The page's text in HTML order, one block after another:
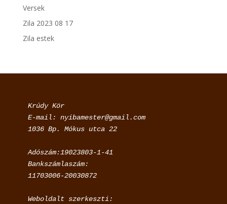
Versek
Zila 2023 08 17
Zila estek
Krúdy Kör
E-mail: nyibamester@gmail.com
1036 Bp. Mókus utca 22
Adószám:19023803-1-41
Bankszámlaszám:
11703006-20030872
Weboldalt szerkeszti: